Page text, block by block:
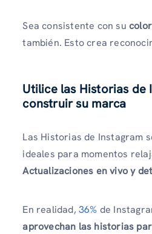
Sea consistente con su
también. Esto crea
Utilice las Historias de
construir su marca
Las Historias de Instagram
ideales para momentos
Actualizaciones en vivo y
En realidad, 36% de
aprovechan las historias